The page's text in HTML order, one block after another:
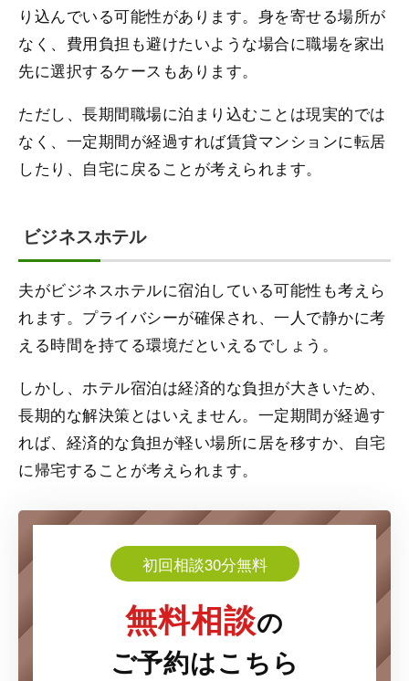
り込んでいる可能性があります。身を寄せる場所が
なく、費用負担も避けたいような場合に職場を家出
先に選択するケースもあります。
ただし、長期間職場に泊まり込むことは現実的では
なく、一定期間が経過すれば賃貸マンションに転居
したり、自宅に戻ることが考えられます。
ビジネスホテル
夫がビジネスホテルに宿泊している可能性も考えら
れます。プライバシーが確保され、一人で静かに考
える時間を持てる環境だといえるでしょう。
しかし、ホテル宿泊は経済的な負担が大きいため、
長期的な解決策とはいえません。一定期間が経過す
れば、経済的な負担が軽い場所に居を移すか、自宅
に帰宅することが考えられます。
初回相談30分無料
無料相談の
ご予約はこちら